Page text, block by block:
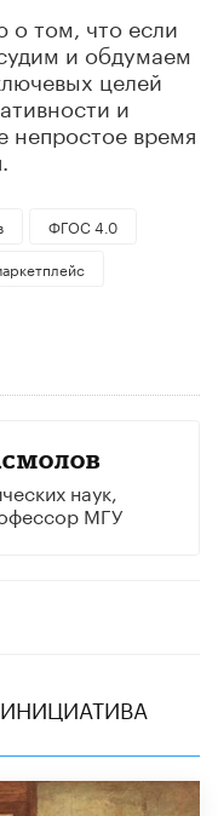
о том, что если
и обдумаем
целей
и
непростое время
ФГОС 4.0
наук,
МГУ